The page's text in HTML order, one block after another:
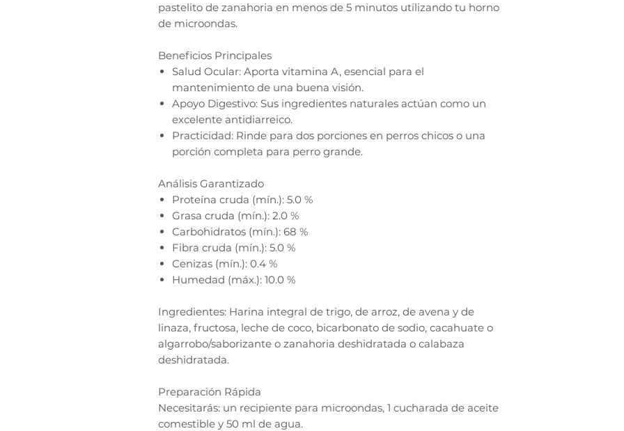
pastelito de zanahoria en menos de 5 minutos utilizando tu horno
de microondas.
Beneficios Principales
Salud Ocular: Aporta vitamina A, esencial para el
mantenimiento de una buena visión.
Apoyo Digestivo: Sus ingredientes naturales actúan como un
excelente antidiarreico.
Practicidad: Rinde para dos porciones en perros chicos o una
porción completa para perro grande.
Análisis Garantizado
Proteína cruda (mín.): 5.0 %
Grasa cruda (mín.): 2.0 %
Carbohidratos (mín.): 68 %
Fibra cruda (mín.): 5.0 %
Cenizas (mín.): 0.4 %
Humedad (máx.): 10.0 %
Ingredientes: Harina integral de trigo, de arroz, de avena y de
linaza, fructosa, leche de coco, bicarbonato de sodio, cacahuate o
algarrobo/saborizante o zanahoria deshidratada o calabaza
deshidratada.
Preparación Rápida
Necesitarás: un recipiente para microondas, 1 cucharada de aceite
comestible y 50 ml de agua.